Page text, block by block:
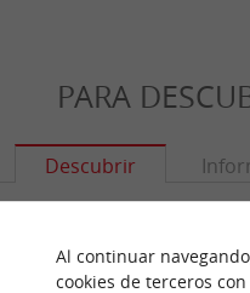
PARA
Descubrir
Al continuar
cookies de terceros